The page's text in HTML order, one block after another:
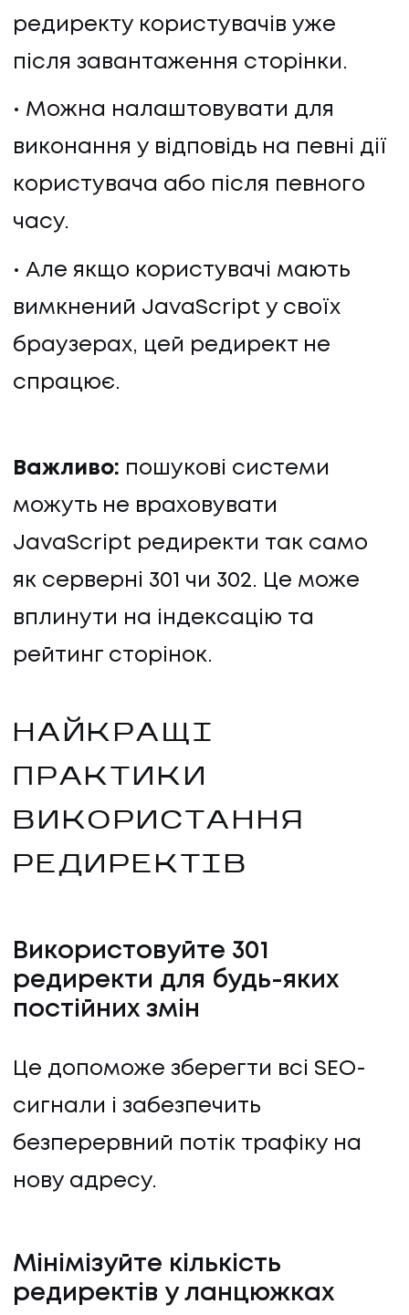
редиректу користувачів уже
після завантаження сторінки.
Можна налаштовувати для
виконання у відповідь на певні дії
користувача або після певного
часу.
Але якщо користувачі мають
вимкнений JavaScript у своїх
браузерах, цей редирект не
спрацює.
Важливо: пошукові системи
можуть не враховувати
JavaScript редиректи так само
як серверні 301 чи 302. Це може
вплинути на індексацію та
рейтинг сторінок.
НАЙКРАЩІ
ПРАКТИКИ
ВИКОРИСТАННЯ
РЕДИРЕКТІВ
Використовуйте 301
редиректи для будь-яких
постійних змін
Це допоможе зберегти всі SEO-
сигнали і забезпечить
безперервний потік трафіку на
нову адресу.
Мінімізуйте кількість
редиректів у ланцюжках